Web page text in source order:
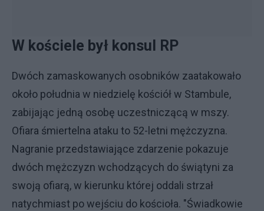
W kościele był konsul RP
Dwóch zamaskowanych osobników zaatakowało
około południa w niedzielę kościół w Stambule,
zabijając jedną osobę uczestniczącą w mszy.
Ofiara śmiertelna ataku to 52-letni mężczyzna.
Nagranie przedstawiające zdarzenie pokazuje
dwóch mężczyzn wchodzących do świątyni za
swoją ofiarą, w kierunku której oddali strzał
natychmiast po wejściu do kościoła. "Świadkowie